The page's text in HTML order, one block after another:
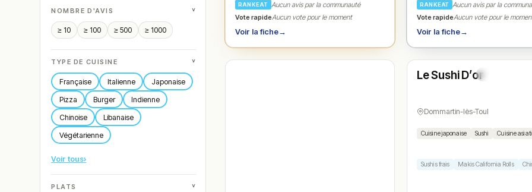
NOMBRE D'AVIS ˅
≥ 10 ≥ 100 ≥ 500 ≥ 1000
TYPE DE CUISINE ˅
Française Italienne
Japonaise
Pizza
Burger
Indienne
Chinoise
Libanaise
Végétarienne
Voir tous›
PLATS ˅
RANKEAT
Aucun avis par la communauté
Vote rapideAucun vote pour le moment
Voir la fiche→
RANKEAT
Aucun avis par la
Vote rapideAucun vote pour le
Voir la fiche→
N° 4
Ouvert(12:00 – 14:00, 19:00 – 22:00)
Le Sushi D’or
Dommartin-lès-Toul
Cuisine japonaise Sushi Cuisine
Sushis frais Makis California Rolls